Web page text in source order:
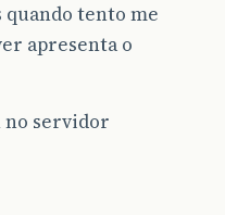
tento me
apresenta o
servidor